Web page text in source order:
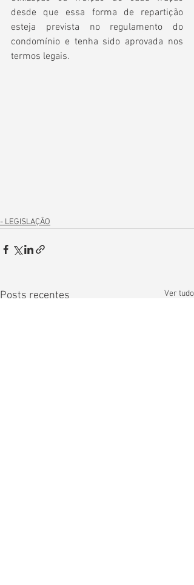
desde que essa forma de repartição
esteja prevista no regulamento do
condomínio e tenha sido aprovada nos
termos legais.
- LEGISLAÇÃO
Posts recentes Ver tudo